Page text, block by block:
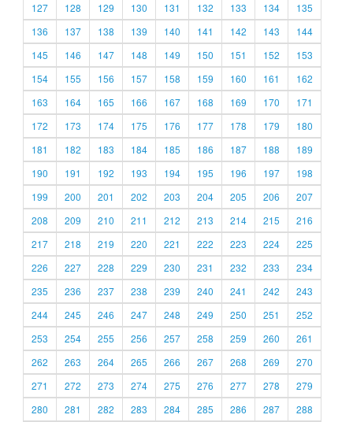
127
128 129 130 131 132 133 134
135
136
137 138 139 140 141 142 143
144
145
146 147 148 149 150 151 152
153
154
155 156 157 158 159 160 161
162
163
164 165 166 167 168 169 170
171
172
173 174 175 176 177 178 179
180
181
182 183 184 185 186 187 188
189
190
191 192 193 194 195 196 197
198
199
200 201 202 203 204 205 206
207
208
209 210 211 212 213 214 215
216
217
218 219 220 221 222 223 224
225
226
227 228 229 230 231 232 233
234
235
236 237 238 239 240 241 242
243
244
245 246 247 248 249 250 251
252
253
254 255 256 257 258 259 260
261
262
263 264 265 266 267 268 269
270
271
272 273 274 275 276 277 278
279
280
281 282 283 284 285 286 287 288